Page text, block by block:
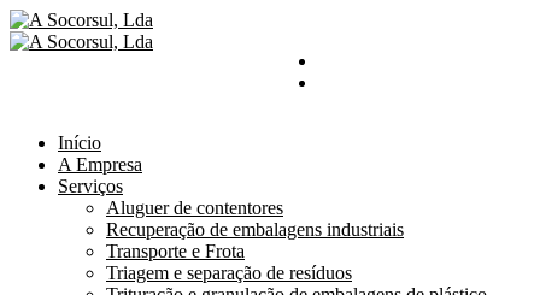
Início
A Empresa
Serviços
Aluguer de contentores
Recuperação de embalagens industriais
Transporte e Frota
Triagem e separação de resíduos